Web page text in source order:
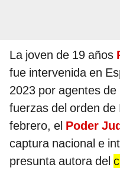
La joven de 19 años
fue intervenida en
2023 por agentes de
fuerzas del orden
febrero, el Poder
captura nacional e
presunta autora del